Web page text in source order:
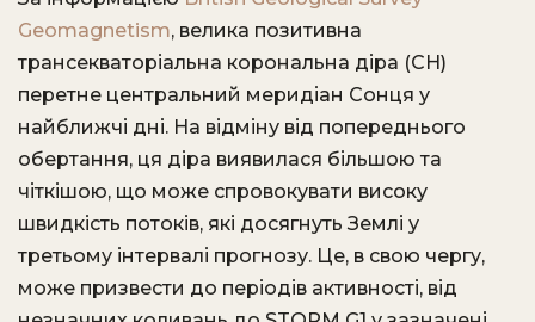
Geomagnetism, велика позитивна
трансекваторіальна корональна діра (CH)
перетне центральний меридіан Сонця у
найближчі дні. На відміну від попереднього
обертання, ця діра виявилася більшою та
чіткішою, що може спровокувати високу
швидкість потоків, які досягнуть Землі у
третьому інтервалі прогнозу. Це, в свою чергу,
може призвести до періодів активності, від